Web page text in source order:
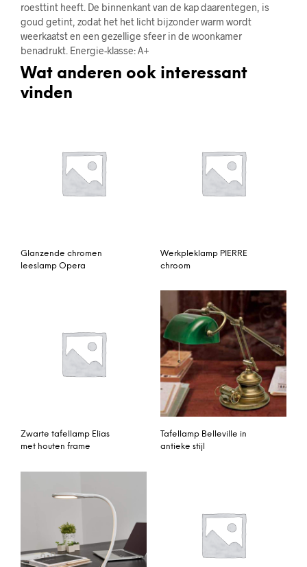
roesttint heeft. De binnenkant van de kap daarentegen, is
goud getint, zodat het het licht bijzonder warm wordt
weerkaatst en een gezellige sfeer in de woonkamer
benadrukt. Energie-klasse: A+
Wat anderen ook interessant
vinden
Glanzende chromen
leeslamp Opera
Werkpleklamp PIERRE
chroom
Zwarte tafellamp Elias
met houten frame
Tafellamp Belleville in
antieke stijl